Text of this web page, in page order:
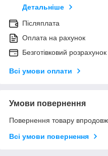
Детальніше
Післяплата
Оплата на рахунок
Безготівковий
Всі умови оплати
Умови повернення
Повернення товару
Всі умови повернення